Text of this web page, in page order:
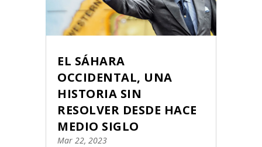
EL SÁHARA
OCCIDENTAL, UNA
HISTORIA SIN
RESOLVER DESDE HACE
MEDIO SIGLO
Mar 22, 2023